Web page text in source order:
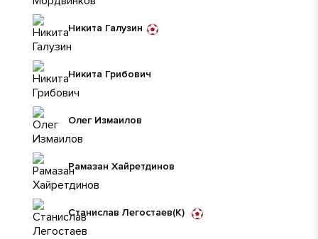
Никита Галузин
Никита Грибович
Олег Измаилов
Рамазан Хайретдинов
Станислав Легостаев(К)